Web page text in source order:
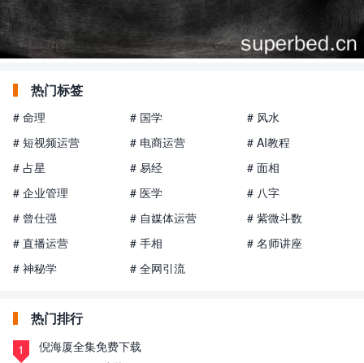
热门标签
# 命理 # 国学
# 风水
# 短视频运营
# 电商运营
# AI教程
# 占星
# 易经
# 面相
# 企业管理
# 医学
# 八字
# 曾仕强
# 自媒体运营
# 紫微斗数
# 直播运营
# 手相
# 名师讲座
# 神秘学
# 全网引流
热门排行
1 倪海厦全集免费下载